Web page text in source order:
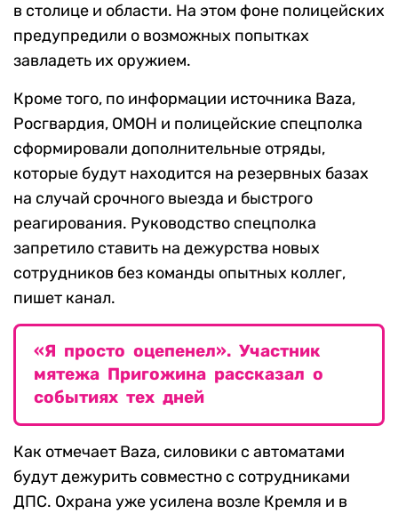
в столице и области. На этом фоне полицейских
предупредили о возможных попытках
завладеть их оружием.
Кроме того, по информации источника Baza,
Росгвардия, ОМОН и полицейские спецполка
сформировали дополнительные отряды,
которые будут находится на резервных базах
на случай срочного выезда и быстрого
реагирования. Руководство спецполка
запретило ставить на дежурства новых
сотрудников без команды опытных коллег,
пишет канал.
«Я просто оцепенел». Участник
мятежа Пригожина рассказал о
событиях тех дней
Как отмечает Baza, силовики с автоматами
будут дежурить совместно с сотрудниками
ДПС. Охрана уже усилена возле Кремля и в